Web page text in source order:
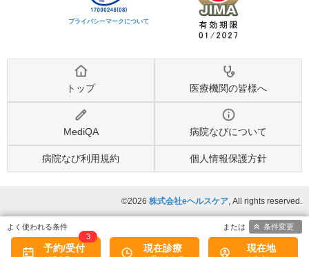
プライバシーマークについて
トップ 医療機関の皆様へ
MediQA 病院なびについて
病院なび利用規約 個人情報保護方針
©2026 株式会社eヘルスケア, All rights reserved.
予約/受付
3
現在診療 現在地
条件変更